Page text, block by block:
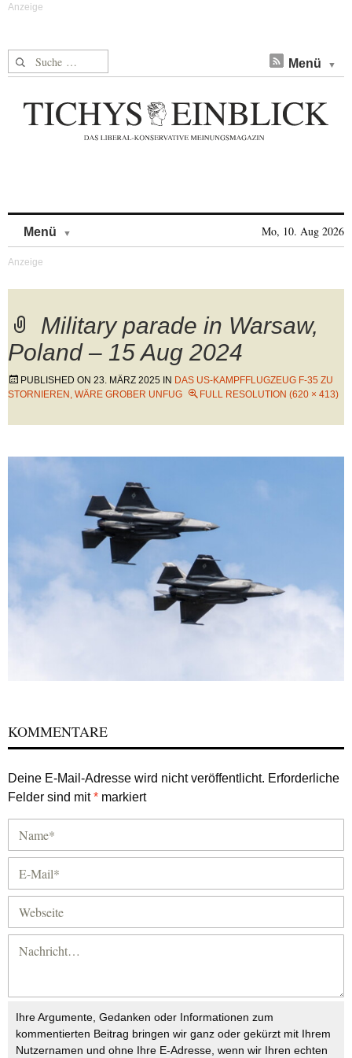
Suche nach: Menü
Menü Mo, 10. Aug 2026
Military parade in Warsaw,
Poland – 15 Aug 2024
PUBLISHED ON 23. MÄRZ 2025 IN DAS US-KAMPFFLUGZEUG F-35 ZU
STORNIEREN, WÄRE GROBER UNFUG
FULL RESOLUTION (620 × 413)
KOMMENTARE
Deine E-Mail-Adresse wird nicht veröffentlicht. Erforderliche
Felder sind mit* markiert
Ihre Argumente, Gedanken oder Informationen zum
kommentierten Beitrag bringen wir ganz oder gekürzt mit Ihrem
Nutzernamen und ohne Ihre E-Adresse, wenn wir Ihren echten